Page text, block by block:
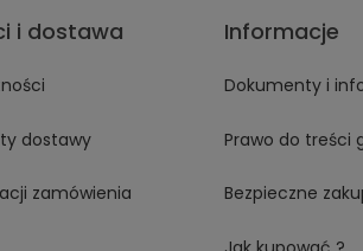
i dostawa
dostawy
zamówienia
Informacje
Dokumenty i
Prawo do treści
Bezpieczne